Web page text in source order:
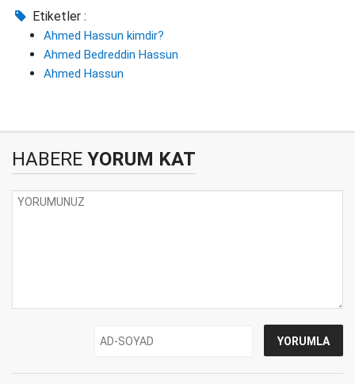
Etiketler :
Ahmed Hassun kimdir?
Ahmed Bedreddin Hassun
Ahmed Hassun
HABERE YORUM KAT